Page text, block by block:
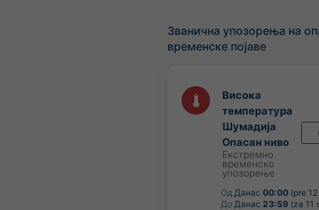
Званична упозорења на
временске појаве
Висока
температура
Шумадија
Опасан ниво
Екстремно
временско
упозорење
Од Данас 00:00 (pre
До Данас 23:59 (za 11